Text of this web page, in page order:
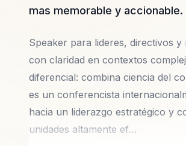
mas memorable y accionable.
Speaker para lideres, directivos
con claridad en contextos
diferencial: combina ciencia del
es un conferencista
hacia un liderazgo estratégico y
unidades altamente ef…